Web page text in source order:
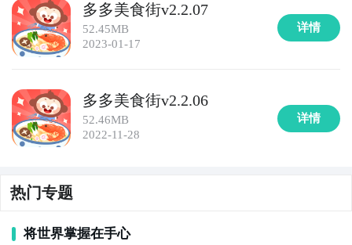
多多美食街v2.2.07
52.45MB
2023-01-17
详情
多多美食街v2.2.06
52.46MB
2022-11-28
详情
热门专题
将世界掌握在手心